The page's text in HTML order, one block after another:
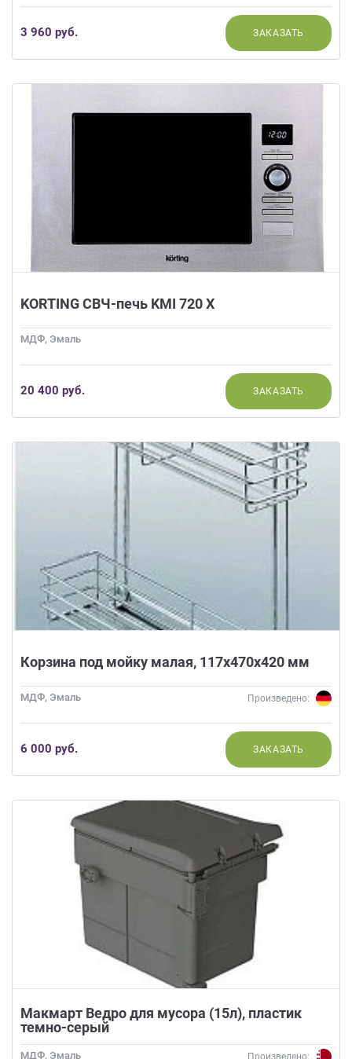
3 960 руб. ЗАКАЗАТЬ
KORTING СВЧ-печь KMI 720 X
МДФ, Эмаль
20 400 руб. ЗАКАЗАТЬ
Корзина под мойку малая, 117х470х420 мм
МДФ, Эмаль Произведено:
6 000 руб. ЗАКАЗАТЬ
Макмарт Ведро для мусора (15л), пластик
темно-серый
МДФ, Эмаль Произведено: